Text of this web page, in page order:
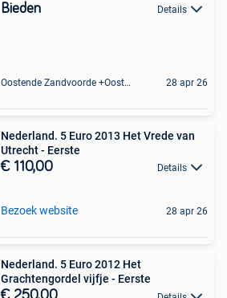
Bieden Details
Oostende Zandvoorde +Oostende 28 apr 26
Nederland. 5 Euro 2013 Het Vrede van
Utrecht - Eerste
€ 110,00 Details
Bezoek website 28 apr 26
Nederland. 5 Euro 2012 Het
Grachtengordel vijfje - Eerste